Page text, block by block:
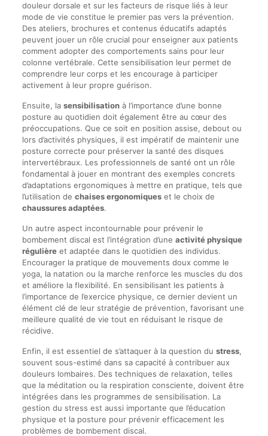
douleur dorsale et sur les facteurs de risque liés à leur
mode de vie constitue le premier pas vers la prévention.
Des ateliers, brochures et contenus éducatifs adaptés
peuvent jouer un rôle crucial pour enseigner aux patients
comment adopter des comportements sains pour leur
colonne vertébrale. Cette sensibilisation leur permet de
comprendre leur corps et les encourage à participer
activement à leur propre guérison.
Ensuite, la sensibilisationà l’importance d’une bonne
posture au quotidien doit également être au cœur des
préoccupations. Que ce soit en position assise, debout ou
lors d’activités physiques, il est impératif de maintenir une
posture correcte pour préserver la santé des disques
intervertébraux. Les professionnels de santé ont un rôle
fondamental à jouer en montrant des exemples concrets
d’adaptations ergonomiques à mettre en pratique, tels que
l’utilisation de chaises ergonomiqueset le choix de
chaussures adaptées.
Un autre aspect incontournable pour prévenir le
bombement discal est l’intégration d’une activité physique
régulièreet adaptée dans le quotidien des individus.
Encourager la pratique de mouvements doux comme le
yoga, la natation ou la marche renforce les muscles du dos
et améliore la flexibilité. En sensibilisant les patients à
l’importance de l’exercice physique, ce dernier devient un
élément clé de leur stratégie de prévention, favorisant une
meilleure qualité de vie tout en réduisant le risque de
récidive.
Enfin, il est essentiel de s’attaquer à la question du stress,
souvent sous-estimé dans sa capacité à contribuer aux
douleurs lombaires. Des techniques de relaxation, telles
que la méditation ou la respiration consciente, doivent être
intégrées dans les programmes de sensibilisation. La
gestion du stress est aussi importante que l’éducation
physique et la posture pour prévenir efficacement les
problèmes de bombement discal.